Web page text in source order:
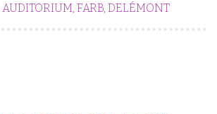
FARB, DELÉMONT